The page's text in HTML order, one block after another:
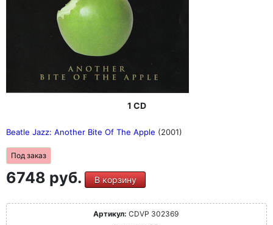
1 CD
Beatle Jazz: Another Bite Of The Apple (2001)
Под заказ
6748 руб. В корзину
Артикул: CDVP 302369